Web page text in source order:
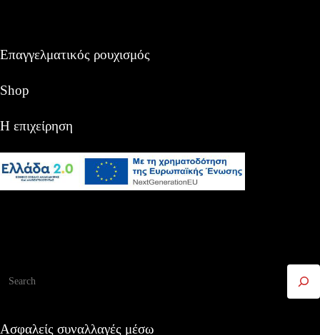
Επαγγελματικός ρουχισμός
Shop
Η επιχείρηση
Ασφαλείς συναλλαγές μέσω